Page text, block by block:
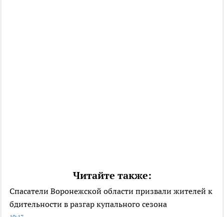
Читайте также:
Спасатели Воронежской области призвали жителей к
бдительности в разгар купального сезона